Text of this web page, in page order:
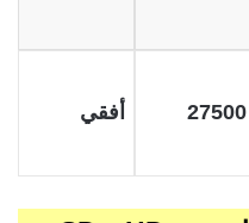
27500 أفقي